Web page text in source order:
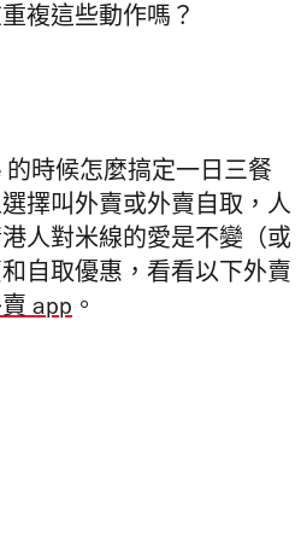
複這些動作嗎？
時候怎麼搞定一日三餐
擇叫外賣或外賣自取，人
人對米線的愛是不變（或
自取優惠，看看以下外賣
app 。